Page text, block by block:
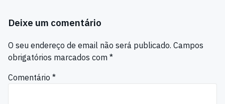
Deixe um comentário
O seu endereço de email não será publicado. Campos
obrigatórios marcados com *
Comentário *